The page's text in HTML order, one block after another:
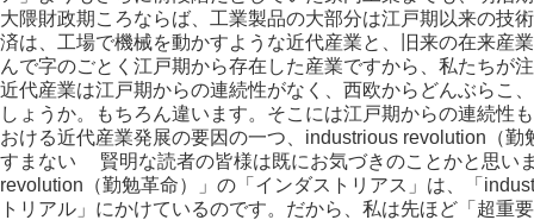
大隈財政期ころならば、工業製品の大部分は江戸期以来の
済は、工場で機械を動かすような近代産業と、旧来の在来産
んで字のごとく江戸期から存在した産業ですから、私たち
近代産業は江戸期からの連続性がなく、西欧からどんぶらこ
しょうか。もちろん違います。そこには江戸期からの連続
おける近代産業発展の要因の一つ、industrious revolution（
すまない 賢明な読者の皆様は既にお気づきのことかと思い
revolution（勤勉革命）」の「インダストリアス」は、「
トリアル」にかけているのです。だから、私は先ほど「